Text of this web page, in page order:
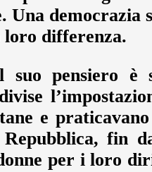
Una democrazia
loro differenza.
suo pensiero
e
fin
per i loro